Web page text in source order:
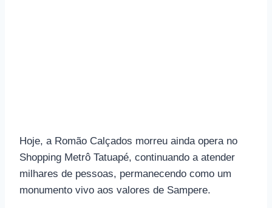
Hoje, a Romão Calçados morreu ainda opera no
Shopping Metrô Tatuapé, continuando a atender
milhares de pessoas, permanecendo como um
monumento vivo aos valores de Sampere.